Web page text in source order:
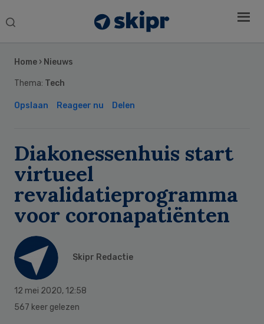
Search
Home › Nieuws
Thema: Tech
Opslaan Reageer nu Delen
Diakonessenhuis start
virtueel
revalidatieprogramma
voor coronapatiënten
Skipr Redactie
12 mei 2020, 12:58
567 keer gelezen
Sidebar